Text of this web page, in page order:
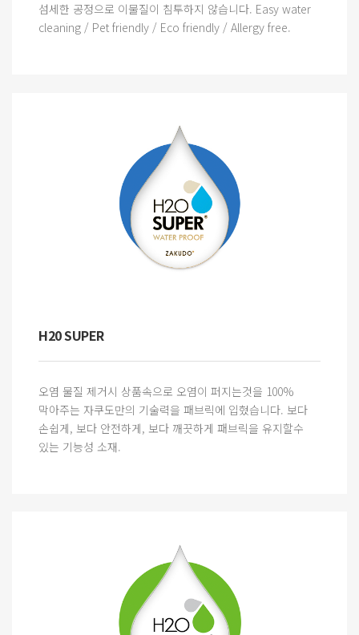
섬세한 공정으로 이물질이 침투하지 않습니다. Easy water
cleaning / Pet friendly / Eco friendly / Allergy free.
H20 SUPER
오염 물질 제거시 상품속으로 오염이 퍼지는것을 100%
막아주는 자쿠도만의 기술력을 패브릭에 입혔습니다. 보다
손쉽게, 보다 안전하게, 보다 깨끗하게 패브릭을 유지할수
있는 기능성 소재.